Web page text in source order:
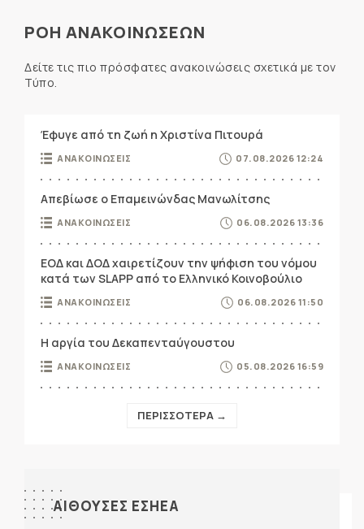
ΡΟΗ ΑΝΑΚΟΙΝΩΣΕΩΝ
Δείτε τις πιο πρόσφατες ανακοινώσεις σχετικά με τον
Τύπο.
Έφυγε από τη ζωή η Χριστίνα Πιτουρά
ΑΝΑΚΟΙΝΩΣΕΙΣ 07.08.2026 12:24
Απεβίωσε ο Επαμεινώνδας Μανωλίτσης
ΑΝΑΚΟΙΝΩΣΕΙΣ 06.08.2026 13:36
ΕΟΔ και ΔΟΔ χαιρετίζουν την ψήφιση του νόμου
κατά των SLAPP από το Ελληνικό Κοινοβούλιο
ΑΝΑΚΟΙΝΩΣΕΙΣ 06.08.2026 11:50
Η αργία του Δεκαπενταύγουστου
ΑΝΑΚΟΙΝΩΣΕΙΣ 05.08.2026 16:59
ΠΕΡΙΣΣΟΤΕΡΑ →
ΑΙΘΟΥΣΕΣ ΕΣΗΕΑ